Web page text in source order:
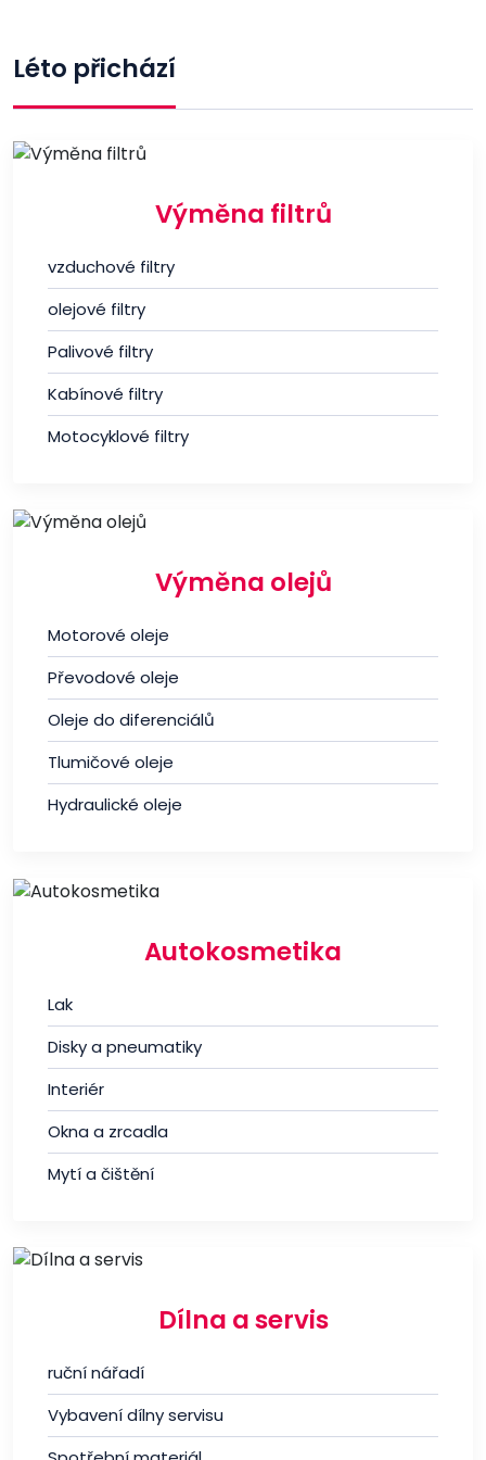
Léto přichází
Výměna filtrů
vzduchové filtry
olejové filtry
Palivové filtry
Kabínové filtry
Motocyklové filtry
Výměna olejů
Motorové oleje
Převodové oleje
Oleje do diferenciálů
Tlumičové oleje
Hydraulické oleje
Autokosmetika
Lak
Disky a pneumatiky
Interiér
Okna a zrcadla
Mytí a čištění
Dílna a servis
ruční nářadí
Vybavení dílny servisu